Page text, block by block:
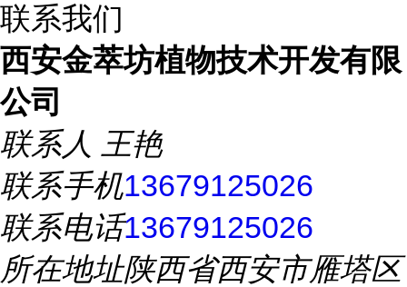
联系我们
西安金萃坊植物技术开发有限
公司
联系人 王艳
联系手机13679125026
联系电话13679125026
所在地址陕西省西安市雁塔区